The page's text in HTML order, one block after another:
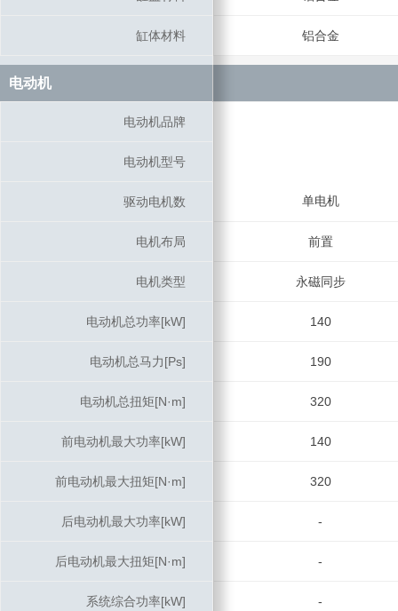
缸体材料 铝合金
电动机
电动机品牌
电动机型号
驱动电机数 单电机
电机布局 前置
电机类型 永磁同步
电动机总功率[kW] 140
电动机总马力[Ps] 190
电动机总扭矩[N·m] 320
前电动机最大功率[kW] 140
前电动机最大扭矩[N·m] 320
后电动机最大功率[kW] -
后电动机最大扭矩[N·m] -
系统综合功率[kW] -
缸体材料
电动机
电动机品牌
电动机型号
驱动电机数
电机布局
电机类型
电动机总功率[kW]
电动机总马力[Ps]
电动机总扭矩[N·m]
前电动机最大功率[kW]
前电动机最大扭矩[N·m]
后电动机最大功率[kW]
后电动机最大扭矩[N·m]
系统综合功率[kW]